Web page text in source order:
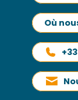
Où